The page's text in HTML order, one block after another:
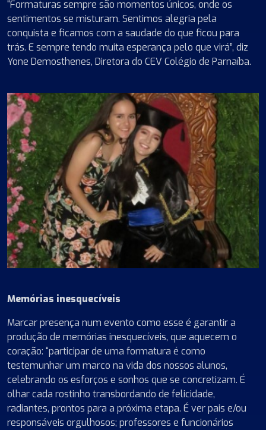
“Formaturas sempre são momentos únicos, onde os
sentimentos se misturam. Sentimos alegria pela
conquista e ficamos com a saudade do que ficou para
trás. E sempre tendo muita esperança pelo que virá”, diz
Yone Demosthenes, Diretora do CEV Colégio de Parnaíba.
Memórias inesquecíveis
Marcar presença num evento como esse é garantir a
produção de memórias inesquecíveis, que aquecem o
coração: “participar de uma formatura é como
testemunhar um marco na vida dos nossos alunos,
celebrando os esforços e sonhos que se concretizam. É
olhar cada rostinho transbordando de felicidade,
radiantes, prontos para a próxima etapa. É ver pais e/ou
responsáveis orgulhosos; professores e funcionários